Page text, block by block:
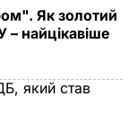
Як золотий
найцікавіше
який став